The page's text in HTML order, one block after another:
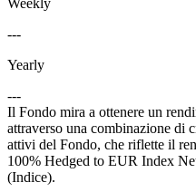
Weekly
---
Yearly
---
Il Fondo mira a ottenere un
attraverso una combinazione di
attivi del Fondo, che riflette il
100% Hedged to EUR Index
(Indice).